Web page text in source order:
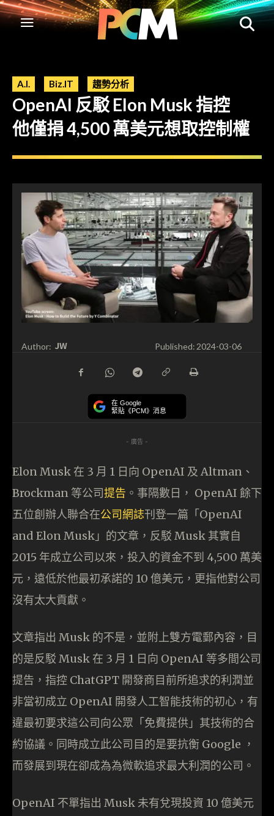
A.I. Biz.IT 趨勢分析
OpenAI 反駁 Elon Musk 指控
他僅捐 4,500 萬美元想取控制權
Author: JW Published: 2024-03-06
在 Google
緊貼《PCM》消息
- 廣告 -
Elon Musk 在 3 月 1 日向 OpenAI 及 Altman、
Brockman 等公司提告 。事隔數日， OpenAI 餘下
五位創辦人聯合在公司網誌刊登一篇「OpenAI
and Elon Musk」的文章，反駁 Musk 其實自
2015 年成立公司以來，投入的資金不到 4,500 萬美
元，遠低於他最初承諾的 10 億美元，更指他對公司
沒有太大貢獻。
文章指出 Musk 的不是，並附上雙方電郵內容，目
的是反駁 Musk 在 3 月 1 日向 OpenAI 等多間公司
提告，指控 ChatGPT 開發商目前所追求的利潤並
非當初成立 OpenAI 開發人工智能技術的初心，有
違最初要求這公司向公眾「免費提供」其技術的合
約協議。同時成立此公司目的是要抗衡 Google ，
而發展到現在卻成為為微軟追求最大利潤的公司。
OpenAI 不單指出 Musk 未有兌現投資 10 億美元